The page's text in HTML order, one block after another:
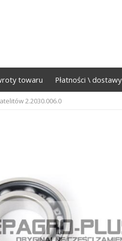
towaru Płatności \ dostawy
2.2030.006.0